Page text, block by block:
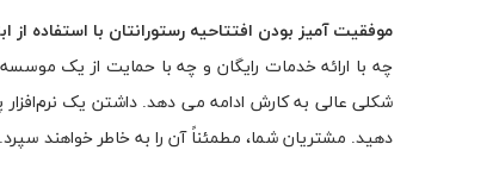
موفقیت آمیز بودن افتتاحیه رستورانتان با استفاده
چه با ارائه خدمات رایگان و چه با حمایت از یک
شکلی عالی به کارش ادامه می دهد. داشتن یک
دهید. مشتریان شما، مطمئناً آن را به خاطر خواهند سپرد.